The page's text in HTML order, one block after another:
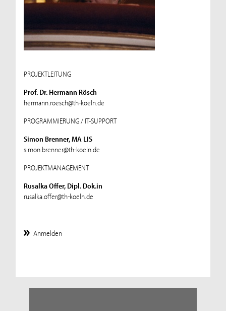
PROJEKTLEITUNG
Prof. Dr. Hermann Rösch
hermann.roesch@th-koeln.de
PROGRAMMIERUNG / IT-SUPPORT
Simon Brenner, MA LIS
simon.brenner@th-koeln.de
PROJEKTMANAGEMENT
Rusalka Offer, Dipl. Dok.in
rusalka.offer@th-koeln.de
Anmelden